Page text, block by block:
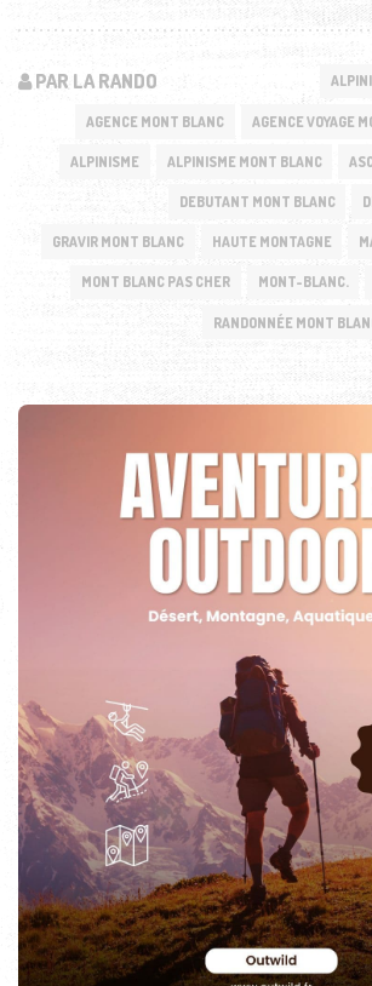
PAR LA RANDO
AGENCE MONT BLANC AGENCE VOYAGE
ALPINISME ALPINISME MONT BLANC
DEBUTANT MONT BLANC
GRAVIR MONT BLANC HAUTE MONTAGNE
MONT BLANC PAS CHER MONT-BLANC.
RANDONNÉE MONT